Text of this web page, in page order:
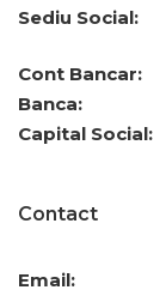
Sediu Social:
Cont Bancar:
Banca:
Capital Social:
Contact
Email: